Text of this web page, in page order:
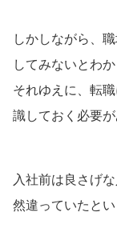
しかしながら、
してみないとわ
それゆえに、転
識しておく必要が
入社前は良さげ
然違っていたと